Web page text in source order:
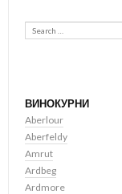
Search
ВИНОКУРНИ
Aberlour
Aberfeldy
Amrut
Ardbeg
Ardmore